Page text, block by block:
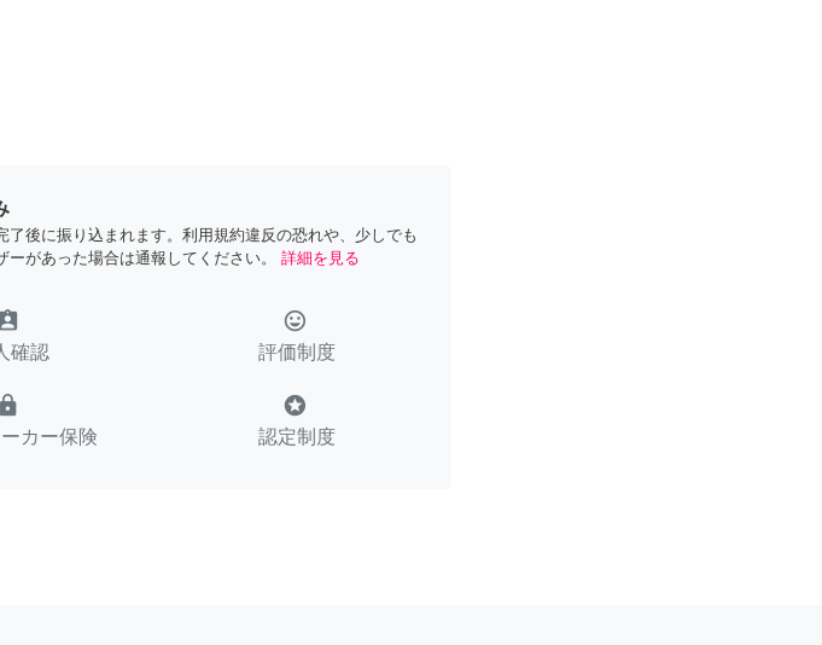
後に振り込まれます。利用規約違反の恐れや、少しでも
があった場合は通報してください。
詳細を見る
確認
tag_faces
評価制度
lock
カー保険
stars
認定制度